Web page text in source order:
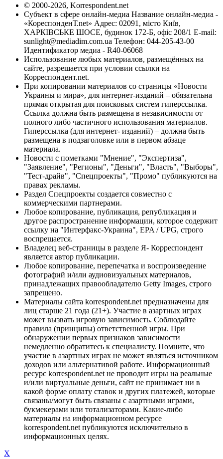
© 2000-2026, Korrespondent.net
Субъект в сфере онлайн-медиа Название онлайн-медиа -
«КореспонденТ.net» Адрес: 02091, місто Київ,
ХАРКІВСЬКЕ ШОСЕ, будинок 172-Б, офіс 208/1 E-mail:
sunlight@mediadim.com.ua Телефон: 044-205-43-00
Идентификатор медиа - R40-06068
Использование любых материалов, размещённых на
сайте, разрешается при условии ссылки на
Корреспондент.net.
При копировании материалов со страницы «Новости
Украины и мира», для интернет-изданий – обязательна
прямая открытая для поисковых систем гиперссылка.
Ссылка должна быть размещена в независимости от
полного либо частичного использования материалов.
Гиперссылка (для интернет- изданий) – должна быть
размещена в подзаголовке или в первом абзаце
материала.
Новости с пометками "Мнение", "Экспертиза",
"Заявление", "Регионы", "Деньги", "Власть", "Выборы",
"Тест-драйв", "Спецпроекты", "Промо" публикуются на
правах рекламы.
Раздел Спецпроекты создается совместно с
коммерческими партнерами.
Любое копирование, публикация, републикация и
другое распространение информации, которое содержит
ссылку на "Интерфакс-Украина", EPA / UPG, строго
воспрещается.
Владелец веб-страницы в разделе Я- Корреспондент
является автор публикации.
Любое копирование, перепечатка и воспроизведение
фотографий и/или аудиовизуальных материалов,
принадлежащих правообладателю Getty Images, строго
запрещено.
Материалы сайта korrespondent.net предназначены для
лиц старше 21 года (21+). Участие в азартных играх
может вызвать игровую зависимость. Соблюдайте
правила (принципы) ответственной игры. При
обнаружении первых признаков зависимости
немедленно обратитесь к специалисту. Помните, что
участие в азартных играх не может являться источником
доходов или альтернативой работе. Информационный
ресурс korrespondent.net не проводит игры на реальные
и/или виртуальные деньги, сайт не принимает ни в
какой форме оплату ставок и других платежей, которые
связаны/могут быть связаны с азартными играми,
букмекерами или тотализаторами. Какие-либо
материалы на информационном ресурсе
korrespondent.net публикуются исключительно в
информационных целях.
X